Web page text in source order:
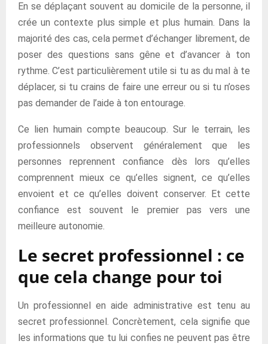
En se déplaçant souvent au domicile de la personne, il
crée un contexte plus simple et plus humain. Dans la
majorité des cas, cela permet d’échanger librement, de
poser des questions sans gêne et d’avancer à ton
rythme. C’est particulièrement utile si tu as du mal à te
déplacer, si tu crains de faire une erreur ou si tu n’oses
pas demander de l’aide à ton entourage.
Ce lien humain compte beaucoup. Sur le terrain, les
professionnels observent généralement que les
personnes reprennent confiance dès lors qu’elles
comprennent mieux ce qu’elles signent, ce qu’elles
envoient et ce qu’elles doivent conserver. Et cette
confiance est souvent le premier pas vers une
meilleure autonomie.
Le secret professionnel : ce
que cela change pour toi
Un professionnel en aide administrative est tenu au
secret professionnel. Concrètement, cela signifie que
les informations que tu lui confies ne peuvent pas être